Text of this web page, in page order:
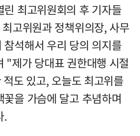
최고위원회의 후 기자들
고위원과 정책위의장, 사무
석해서 우리 당의 의지를
"제가 당대표 권한대행 시절
도 있고, 오늘도 최고위를
을 가슴에 달고 추념하며
.